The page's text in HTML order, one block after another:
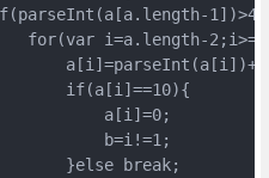
for(var i=a.length-
if(a[i]==10){
a[i]=0;
b=i!=1;
}else break;